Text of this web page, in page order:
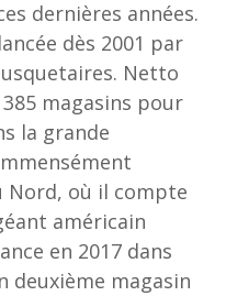
dernières années.
dès 2001 par
Netto
magasins pour
la grande
Nord, où il compte
américain
en 2017 dans
deuxième magasin